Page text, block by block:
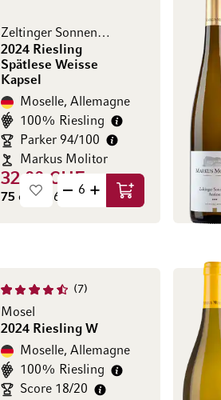
Zeltinger Sonnenuhr
2024 Riesling
Spätlese Weisse
Kapsel
Moselle, Allemagne
100% Riesling
Parker 94/100
Markus Molitor
32.00 CHF
75 cl (42.67 CHF / l) Ajouter au panier
7
Mosel
2024 Riesling W
Moselle, Allemagne
100% Riesling
Score 18/20